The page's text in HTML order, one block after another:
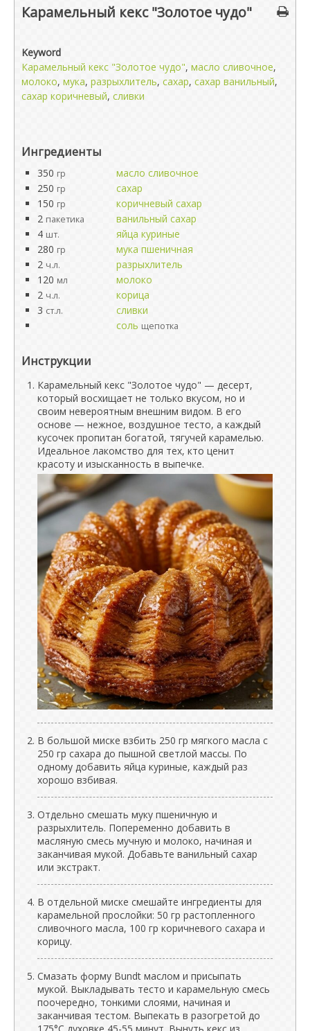
Карамельный кекс "Золотое чудо"
Keyword
Карамельный кекс "Золотое чудо", масло сливочное,
молоко, мука, разрыхлитель, сахар, сахар ванильный,
сахар коричневый, сливки
Ингредиенты
350 гр
масло сливочное
250 гр
сахар
150 гр
коричневый сахар
2 пакетика
ванильный сахар
4 шт.
яйца куриные
280 гр
мука пшеничная
2 ч.л.
разрыхлитель
120 мл
молоко
2 ч.л.
корица
3 ст.л.
сливки
соль щепотка
Инструкции
Карамельный кекс "Золотое чудо" — десерт,
который восхищает не только вкусом, но и
своим невероятным внешним видом. В его
основе — нежное, воздушное тесто, а каждый
кусочек пропитан богатой, тягучей карамелью.
Идеальное лакомство для тех, кто ценит
красоту и изысканность в выпечке.
В большой миске взбить 250 гр мягкого масла с
250 гр сахара до пышной светлой массы. По
одному добавить яйца куриные, каждый раз
хорошо взбивая.
Отдельно смешать муку пшеничную и
разрыхлитель. Попеременно добавить в
масляную смесь мучную и молоко, начиная и
заканчивая мукой. Добавьте ванильный сахар
или экстракт.
В отдельной миске смешайте ингредиенты для
карамельной прослойки: 50 гр растопленного
сливочного масла, 100 гр коричневого сахара и
корицу.
Смазать форму Bundt маслом и присыпать
мукой. Выкладывать тесто и карамельную смесь
поочередно, тонкими слоями, начиная и
заканчивая тестом. Выпекать в разогретой до